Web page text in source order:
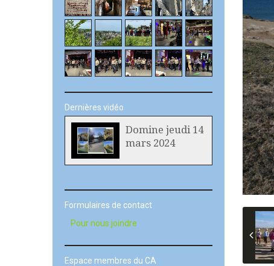
Dernières vidéo
Domine jeudi 14
mars 2024
Formulaires de contact
Pour nous joindre
Espace membres du CA